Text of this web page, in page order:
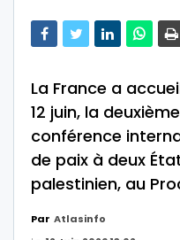
La France a
12 juin, la
conférence
de paix à deux
palestinien, au
Par Atlasinfo